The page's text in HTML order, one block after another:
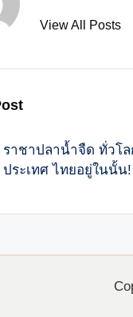
View All Posts
ราชาปลาน้ำจืด ทั่วโ
ประเทศ ไทยอยู่ในนั้น!